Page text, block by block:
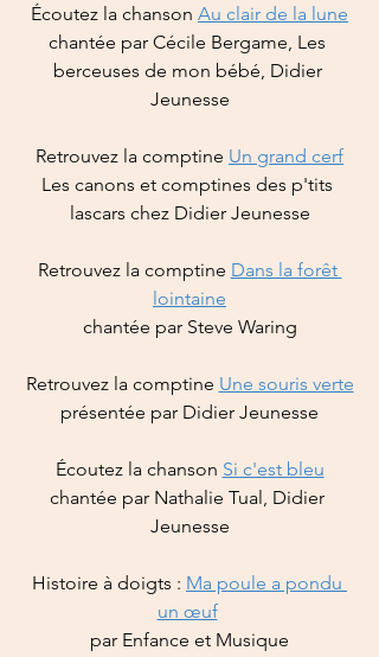
Écoutez la chanson Au clair de la lune
chantée par Cécile Bergame, Les
berceuses de mon bébé, Didier
Jeunesse
Retrouvez la comptine Un grand cerf
Les canons et comptines des p'tits
lascars chez Didier Jeunesse
Retrouvez la comptine Dans la forêt
lointaine
chantée par Steve Waring
Retrouvez la comptine Une souris verte
présentée par Didier Jeunesse
Écoutez la chanson Si c'est bleu
chantée par Nathalie Tual, Didier
Jeunesse
Histoire à doigts : Ma poule a pondu
un œuf
par Enfance et Musique